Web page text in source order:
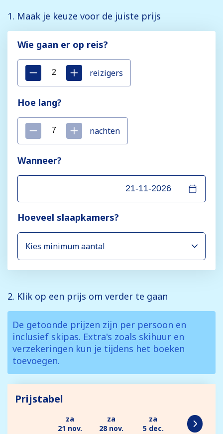
1. Maak je keuze voor de juiste prijs
Wie gaan er op reis?
reizigers
Hoe lang?
nachten
Wanneer?
Hoeveel slaapkamers?
2. Klik op een prijs om verder te gaan
De getoonde prijzen zijn per persoon en
inclusief skipas. Extra's zoals skihuur en
verzekeringen kun je tijdens het boeken
toevoegen.
Prijstabel
za
21 nov.
za
28 nov.
za
5 dec.